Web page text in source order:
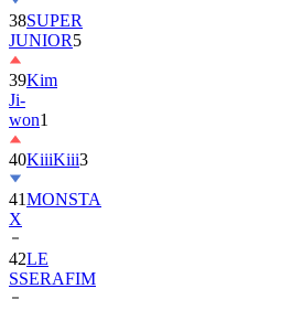
38SUPER
JUNIOR5
39Kim
Ji-
won1
40KiiiKiii3
41MONSTA
X
42LE
SSERAFIM